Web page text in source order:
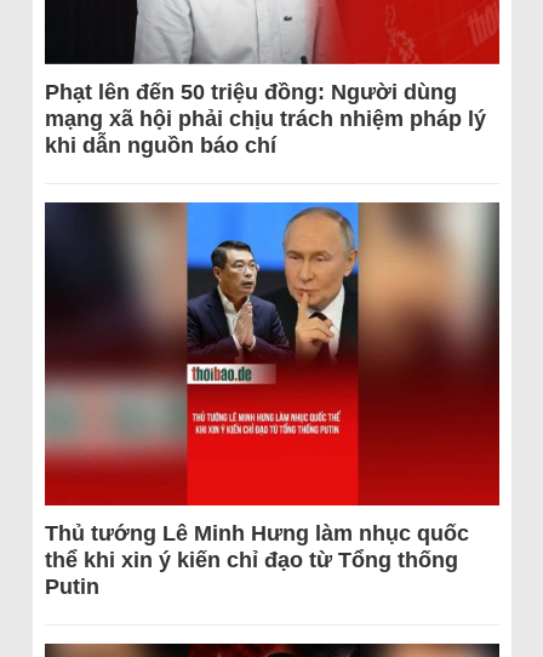
Phạt lên đến 50 triệu đồng: Người dùng
mạng xã hội phải chịu trách nhiệm pháp lý
khi dẫn nguồn báo chí
Thủ tướng Lê Minh Hưng làm nhục quốc
thể khi xin ý kiến chỉ đạo từ Tổng thống
Putin